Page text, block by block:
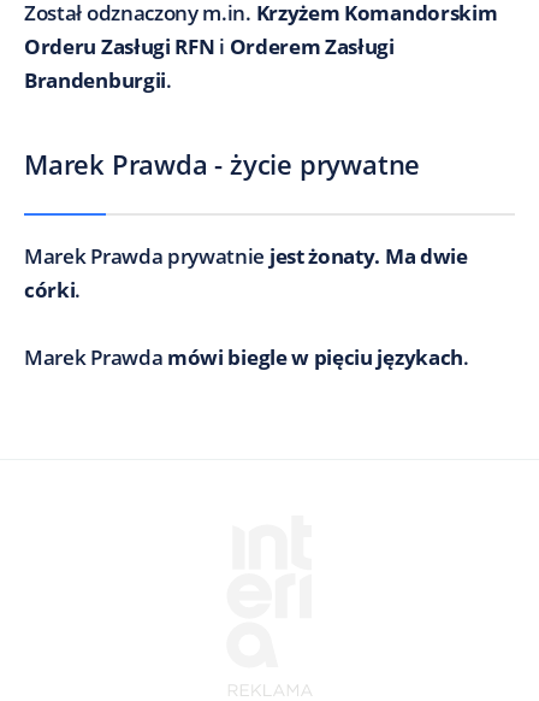
Został odznaczony m.in. Krzyżem Komandorskim
Orderu Zasługi RFN i Orderem Zasługi
Brandenburgii.
Marek Prawda - życie prywatne
Marek Prawda prywatnie jest żonaty. Ma dwie
córki.
Marek Prawda mówi biegle w pięciu językach.